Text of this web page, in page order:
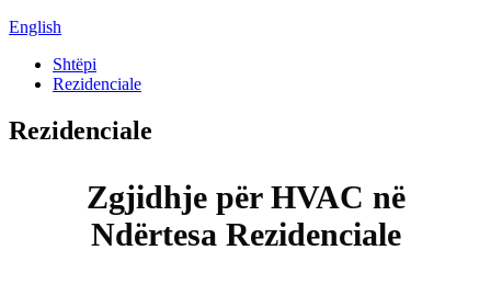
English
Shtëpi
Rezidenciale
Rezidenciale
Zgjidhje për HVAC në
Ndërtesa Rezidenciale